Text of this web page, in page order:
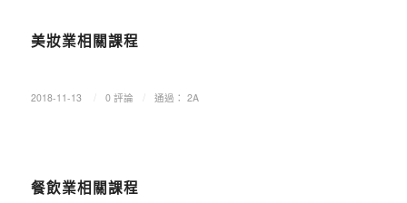
美妝業相關課程
2018-11-13 0 評論 通過： 2A
餐飲業相關課程